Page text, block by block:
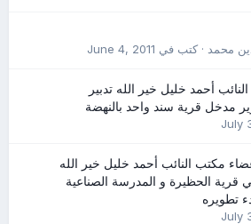
محمد· كتب في June 4, 2011
أحمد خليل خير الله تدبير
مدخل قرية سند واحد بالنهضة
July
مكتب النائب أحمد خليل خير الله
قرية الحظيرة و المدرسة الصناعية
تطويره
July